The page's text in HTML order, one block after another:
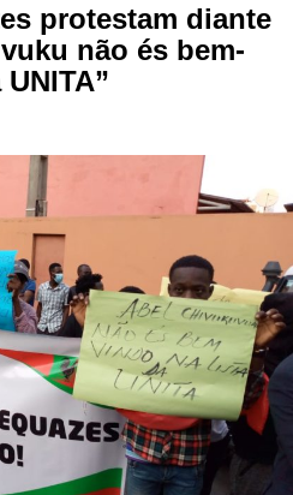
protestam diante
não és bem-